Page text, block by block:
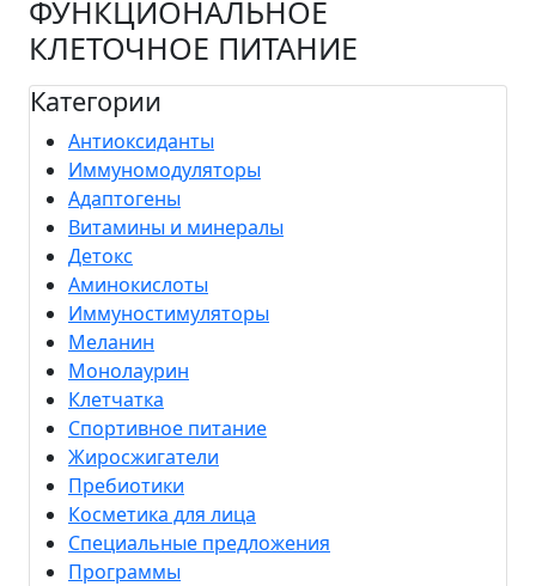
ФУНКЦИОНАЛЬНОЕ
КЛЕТОЧНОЕ ПИТАНИЕ
Категории
Антиоксиданты
Иммуномодуляторы
Адаптогены
Витамины и минералы
Детокс
Аминокислоты
Иммуностимуляторы
Меланин
Монолаурин
Клетчатка
Спортивное питание
Жиросжигатели
Пребиотики
Косметика для лица
Специальные предложения
Программы